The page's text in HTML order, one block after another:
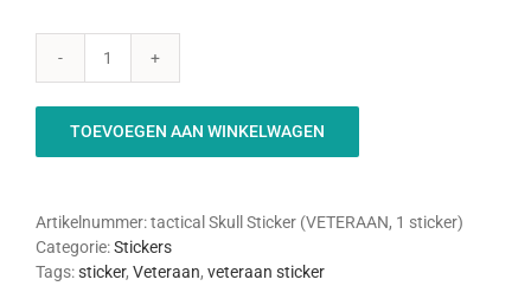
Tactical
(VETERAAN,
aantal
TOEVOEGEN AAN WINKELWAGEN
Artikelnummer:tactical Skull Sticker (VETERAAN, 1 sticker)
Categorie:Stickers
Tags:sticker, Veteraan, veteraan sticker